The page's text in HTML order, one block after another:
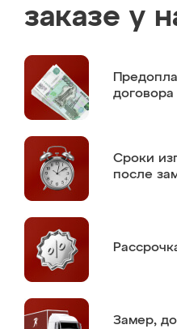
заказе у
договора
Сроки
после
Замер,